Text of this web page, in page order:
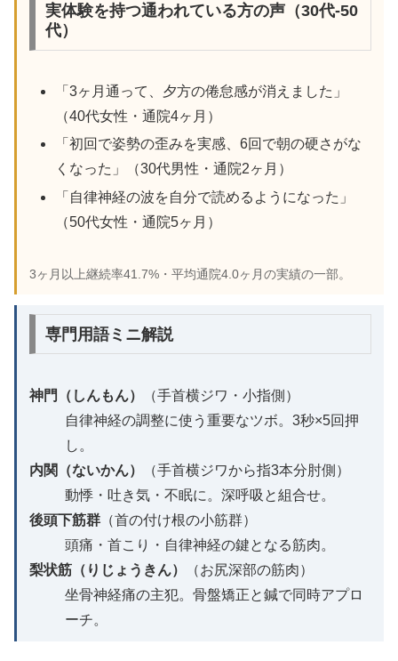
実体験を持つ通われている方の声（30代-50
代）
「3ヶ月通って、夕方の倦怠感が消えました」
（40代女性・通院4ヶ月）
「初回で姿勢の歪みを実感、6回で朝の硬さがな
くなった」（30代男性・通院2ヶ月）
「自律神経の波を自分で読めるようになった」
（50代女性・通院5ヶ月）
3ヶ月以上継続率41.7%・平均通院4.0ヶ月の実績の一部。
専門用語ミニ解説
神門（しんもん）
（手首横ジワ・小指側）
自律神経の調整に使う重要なツボ。3秒×5回押
し。
内関（ないかん）
（手首横ジワから指3本分肘側）
動悸・吐き気・不眠に。深呼吸と組合せ。
後頭下筋群 （首の付け根の小筋群）
頭痛・首こり・自律神経の鍵となる筋肉。
梨状筋（りじょうきん）
（お尻深部の筋肉）
坐骨神経痛の主犯。骨盤矯正と鍼で同時アプロ
ーチ。